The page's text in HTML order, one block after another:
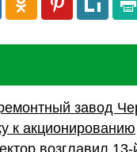
завод
к акционированию